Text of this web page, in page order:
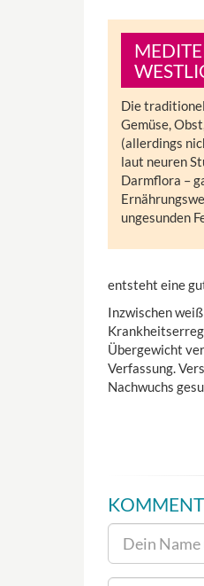
Die
Gemüse,
(allerdings
laut neuren
Darmflora –
ungesunden
entsteht eine
Inzwischen
Übergewicht
Verfassung.
Nachwuchs